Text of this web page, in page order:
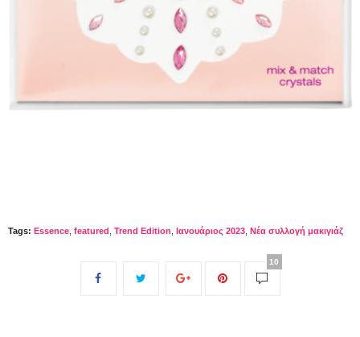
Tags: Essence featured Trend Edition Ιανουάριος 2023 Νέα συλλογή μακιγιάζ
10